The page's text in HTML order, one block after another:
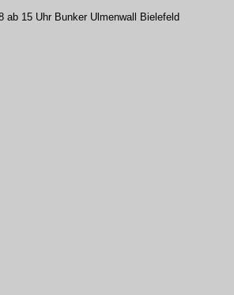
ab 15 Uhr Bunker Ulmenwall Bielefeld